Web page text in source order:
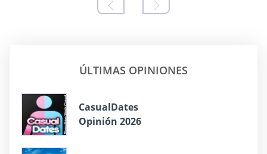
ÚLTIMAS OPINIONES
СasualDates
Opinión 2026